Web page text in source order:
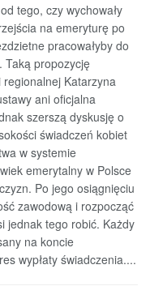
tego, czy wychowały
na emeryturę po
pracowałyby do
Taką propozycję
Katarzyna
ani oficjalna
szerszą dyskusję o
świadczeń kobiet
w systemie
emerytalny w Polsce
Po jego osiągnięciu
zawodową i rozpocząć
jednak tego robić. Każdy
na koncie
wypłaty świadczenia....